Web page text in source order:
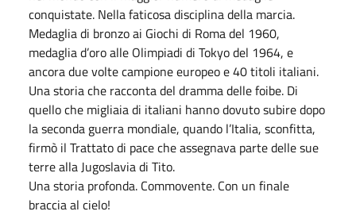
conquistate. Nella faticosa disciplina della marcia.
Medaglia di bronzo ai Giochi di Roma del 1960,
medaglia d’oro alle Olimpiadi di Tokyo del 1964, e
ancora due volte campione europeo e 40 titoli italiani.
Una storia che racconta del dramma delle foibe. Di
quello che migliaia di italiani hanno dovuto subire dopo
la seconda guerra mondiale, quando l’Italia, sconfitta,
firmò il Trattato di pace che assegnava parte delle sue
terre alla Jugoslavia di Tito.
Una storia profonda. Commovente. Con un finale
braccia al cielo!